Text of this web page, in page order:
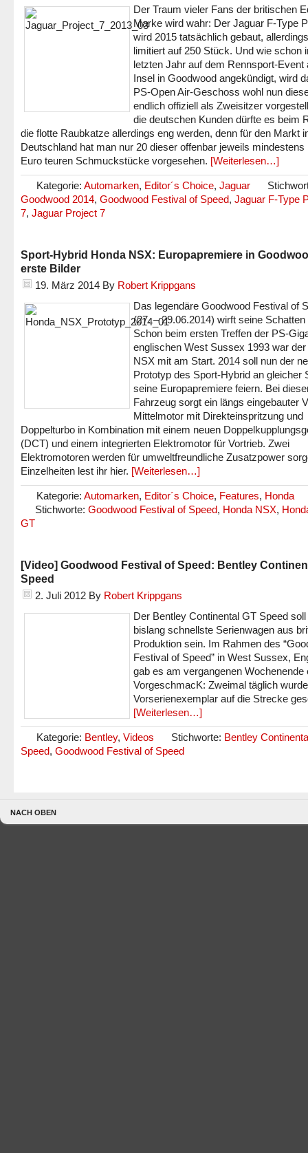
Der Traum vieler Fans der britischen
Marke wird wahr: Der Jaguar F-Type
wird 2015 tatsächlich gebaut,
limitiert auf 250 Stück. Und wie schon
letzten Jahr auf dem Rennsport-Event
Insel in Goodwood angekündigt, wird
PS-Open Air-Geschoss wohl nun
endlich offiziell als Zweisitzer
die deutschen Kunden dürfte es beim
die flotte Raubkatze allerdings eng werden, denn für den Markt
Deutschland hat man nur 20 dieser offenbar jeweils mindestens
Euro teuren Schmuckstücke vorgesehen. [Weiterlesen…]
Kategorie: Automarken, Editor´s Choice, Jaguar
Goodwood 2014, Goodwood Festival of Speed, Jaguar F-Type
7, Jaguar Project 7
Sport-Hybrid Honda NSX: Europapremiere in
erste Bilder
19. März 2014 By Robert Krippgans
Das legendäre Goodwood Festival of
(27. – 29.06.2014) wirft seine
Schon beim ersten Treffen der PS-
englischen West Sussex 1993 war
NSX mit am Start. 2014 soll nun der
Prototyp des Sport-Hybrid an gleicher
seine Europapremiere feiern. Bei
Fahrzeug sorgt ein längs eingebauter
Mittelmotor mit Direkteinspritzung und
Doppelturbo in Kombination mit einem neuen
(DCT) und einem integrierten Elektromotor für Vortrieb. Zwei
Elektromotoren werden für umweltfreundliche Zusatzpower
Einzelheiten lest ihr hier. [Weiterlesen…]
Kategorie: Automarken, Editor´s Choice, Features, Honda
Stichworte: Goodwood Festival of Speed, Honda NSX,
GT
[Video] Goodwood Festival of Speed: Bentley
Speed
2. Juli 2012 By Robert Krippgans
Der Bentley Continental GT Speed soll
bislang schnellste Serienwagen aus
Produktion sein. Im Rahmen des
Festival of Speed” in West Sussex,
gab es am vergangenen Wochenende
VorgeschmacK: Zweimal täglich
Vorserienexemplar auf die Strecke
[Weiterlesen…]
Kategorie: Bentley, Videos Stichworte: Bentley
Speed, Goodwood Festival of Speed
NACH OBEN